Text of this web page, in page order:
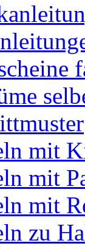
mit
mit
mit
zu